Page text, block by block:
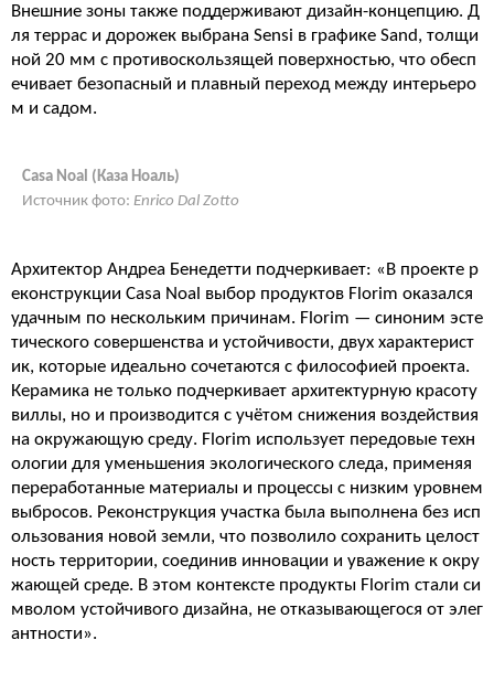
Внешние зоны также поддерживают дизайн-концепцию. Д
ля террас и дорожек выбрана Sensi в графике Sand, толщи
ной 20 мм с противоскользящей поверхностью, что обесп
ечивает безопасный и плавный переход между интерьеро
м и садом.
Casa Noal (Каза Ноаль)
Источник фото: Enrico Dal Zotto
Архитектор Андреа Бенедетти подчеркивает: «В проекте р
еконструкции Casa Noal выбор продуктов Florim оказался
удачным по нескольким причинам. Florim — синоним эсте
тического совершенства и устойчивости, двух характерист
ик, которые идеально сочетаются с философией проекта.
Керамика не только подчеркивает архитектурную красоту
виллы, но и производится с учётом снижения воздействия
на окружающую среду. Florim использует передовые техн
ологии для уменьшения экологического следа, применяя
переработанные материалы и процессы с низким уровнем
выбросов. Реконструкция участка была выполнена без исп
ользования новой земли, что позволило сохранить целост
ность территории, соединив инновации и уважение к окру
жающей среде. В этом контексте продукты Florim стали си
мволом устойчивого дизайна, не отказывающегося от элег
антности».